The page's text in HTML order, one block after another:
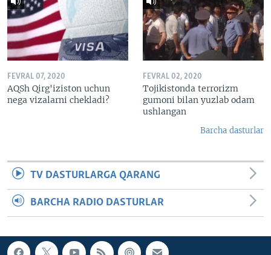
FEVRAL 07, 2020
AQSh Qirg'iziston uchun
nega vizalarni chekladi?
FEVRAL 02, 2020
Tojikistonda terrorizm
gumoni bilan yuzlab odam
ushlangan
Barcha dasturlar
TV DASTURLARGA QARANG
BARCHA RADIO DASTURLAR